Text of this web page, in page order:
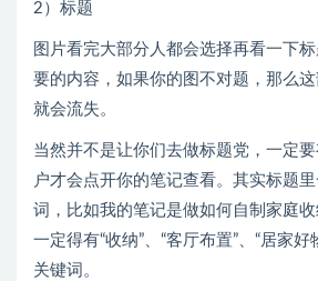
2）标题
图片看完大部分人都会选择再看一下
要的内容，如果你的图不对题，那么
就会流失。
当然并不是让你们去做标题党，一定
户才会点开你的笔记查看。其实标题
词，比如我的笔记是做如何自制家庭
一定得有“收纳”、“客厅布置”、“居家
关键词。